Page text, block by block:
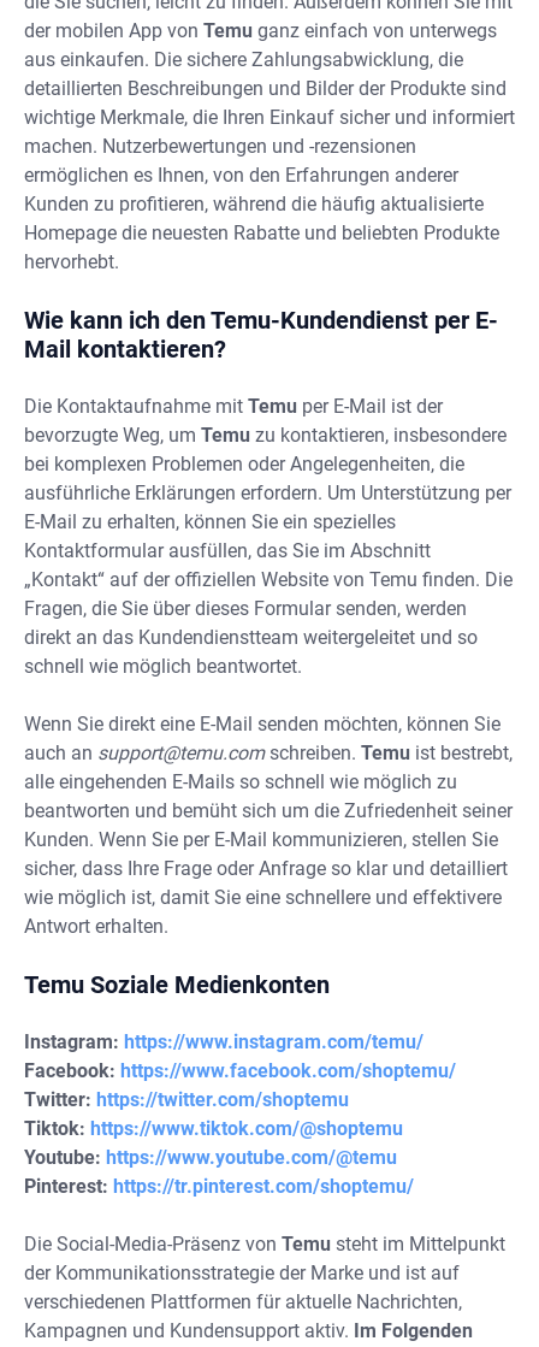
der mobilen App von Temu ganz einfach von unterwegs
aus einkaufen. Die sichere Zahlungsabwicklung, die
detaillierten Beschreibungen und Bilder der Produkte sind
wichtige Merkmale, die Ihren Einkauf sicher und informiert
machen. Nutzerbewertungen und -rezensionen
ermöglichen es Ihnen, von den Erfahrungen anderer
Kunden zu profitieren, während die häufig aktualisierte
Homepage die neuesten Rabatte und beliebten Produkte
hervorhebt.
Wie kann ich den Temu-Kundendienst per E-
Mail kontaktieren?
Die Kontaktaufnahme mit Temu per E-Mail ist der
bevorzugte Weg, um Temu zu kontaktieren, insbesondere
bei komplexen Problemen oder Angelegenheiten, die
ausführliche Erklärungen erfordern. Um Unterstützung per
E-Mail zu erhalten, können Sie ein spezielles
Kontaktformular ausfüllen, das Sie im Abschnitt
„Kontakt“ auf der offiziellen Website von Temu finden. Die
Fragen, die Sie über dieses Formular senden, werden
direkt an das Kundendienstteam weitergeleitet und so
schnell wie möglich beantwortet.
Wenn Sie direkt eine E-Mail senden möchten, können Sie
auch an support@temu.comschreiben. Temu ist bestrebt,
alle eingehenden E-Mails so schnell wie möglich zu
beantworten und bemüht sich um die Zufriedenheit seiner
Kunden. Wenn Sie per E-Mail kommunizieren, stellen Sie
sicher, dass Ihre Frage oder Anfrage so klar und detailliert
wie möglich ist, damit Sie eine schnellere und effektivere
Antwort erhalten.
Temu Soziale Medienkonten
Instagram: https://www.instagram.com/temu/
Facebook: https://www.facebook.com/shoptemu/
Twitter: https://twitter.com/shoptemu
Tiktok: https://www.tiktok.com/@shoptemu
Youtube: https://www.youtube.com/@temu
Pinterest: https://tr.pinterest.com/shoptemu/
Die Social-Media-Präsenz von Temu steht im Mittelpunkt
der Kommunikationsstrategie der Marke und ist auf
verschiedenen Plattformen für aktuelle Nachrichten,
Kampagnen und Kundensupport aktiv. Im Folgenden